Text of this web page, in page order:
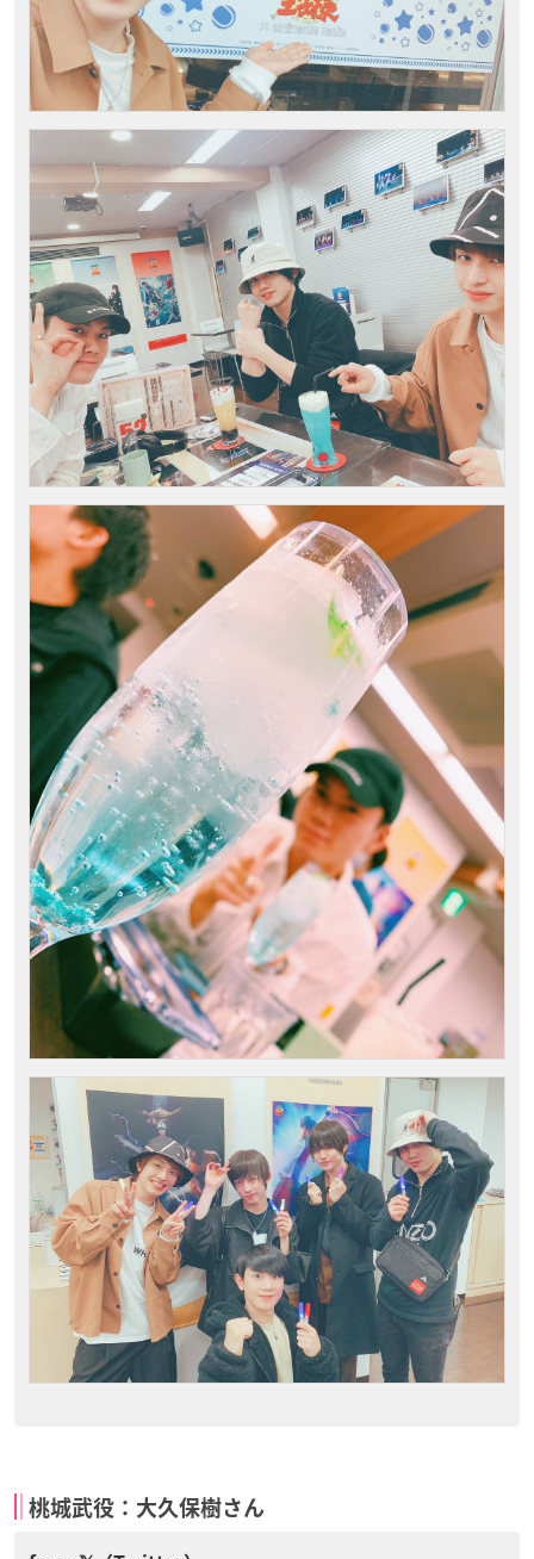
桃城武役：大久保樹さん